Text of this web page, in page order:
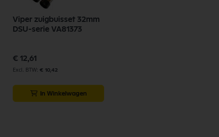
Viper zuigbuisset 32mm
DSU-serie VA81373
€ 12,61
€ 10,42
In Winkelwagen